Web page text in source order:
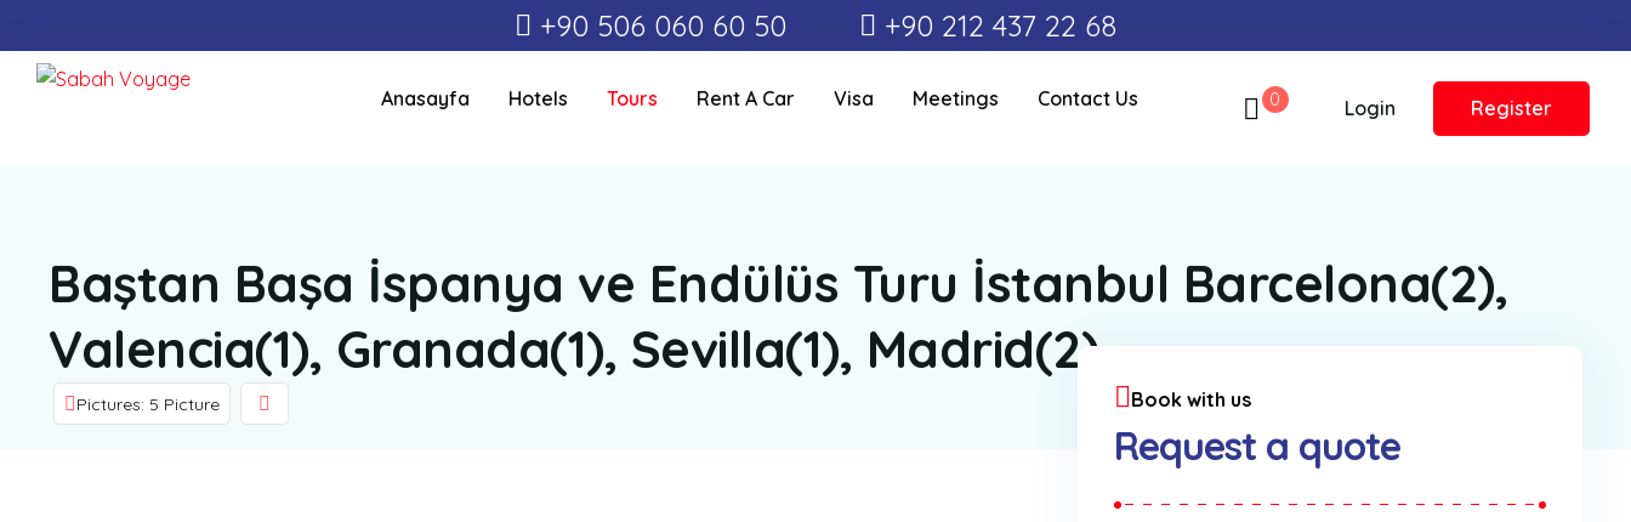
+90 506 060 60 50 +90 212 437 22 68
Anasayfa Hotels Tours Rent A Car Visa Meetings Contact Us 0 Login Register
Baştan Başa İspanya ve Endülüs Turu İstanbul Barcelona(2),
Valencia(1), Granada(1), Sevilla(1), Madrid(2)
Pictures: 5 Picture Book with us
Request a quote